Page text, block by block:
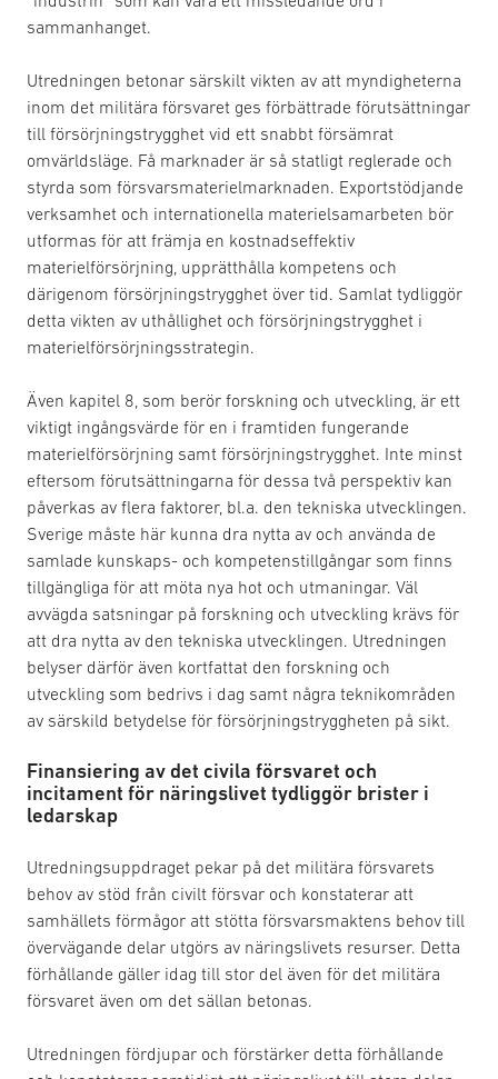
sammanhanget.
Utredningen betonar särskilt vikten av att myndigheterna
inom det militära försvaret ges förbättrade förutsättningar
till försörjningstrygghet vid ett snabbt försämrat
omvärldsläge. Få marknader är så statligt reglerade och
styrda som försvarsmaterielmarknaden. Exportstödjande
verksamhet och internationella materielsamarbeten bör
utformas för att främja en kostnadseffektiv
materielförsörjning, upprätthålla kompetens och
därigenom försörjningstrygghet över tid. Samlat tydliggör
detta vikten av uthållighet och försörjningstrygghet i
materielförsörjningsstrategin.
Även kapitel 8, som berör forskning och utveckling, är ett
viktigt ingångsvärde för en i framtiden fungerande
materielförsörjning samt försörjningstrygghet. Inte minst
eftersom förutsättningarna för dessa två perspektiv kan
påverkas av flera faktorer, bl.a. den tekniska utvecklingen.
Sverige måste här kunna dra nytta av och använda de
samlade kunskaps- och kompetenstillgångar som finns
tillgängliga för att möta nya hot och utmaningar. Väl
avvägda satsningar på forskning och utveckling krävs för
att dra nytta av den tekniska utvecklingen. Utredningen
belyser därför även kortfattat den forskning och
utveckling som bedrivs i dag samt några teknikområden
av särskild betydelse för försörjningstryggheten på sikt.
Finansiering av det civila försvaret och
incitament för näringslivet tydliggör brister i
ledarskap
Utredningsuppdraget pekar på det militära försvarets
behov av stöd från civilt försvar och konstaterar att
samhällets förmågor att stötta försvarsmaktens behov till
övervägande delar utgörs av näringslivets resurser. Detta
förhållande gäller idag till stor del även för det militära
försvaret även om det sällan betonas.
Utredningen fördjupar och förstärker detta förhållande